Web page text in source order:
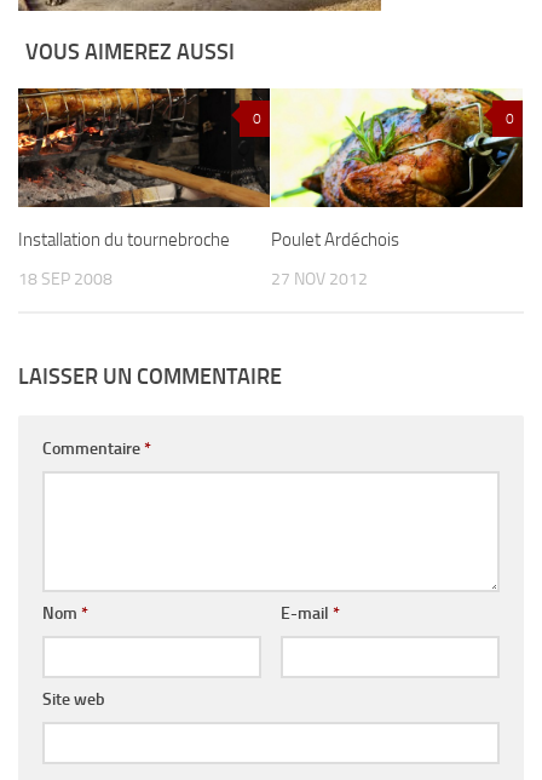
VOUS AIMEREZ AUSSI
0
Installation du tournebroche
18 SEP 2008
0
Poulet Ardéchois
27 NOV 2012
LAISSER UN COMMENTAIRE
Commentaire*
Nom * E-mail *
Site web